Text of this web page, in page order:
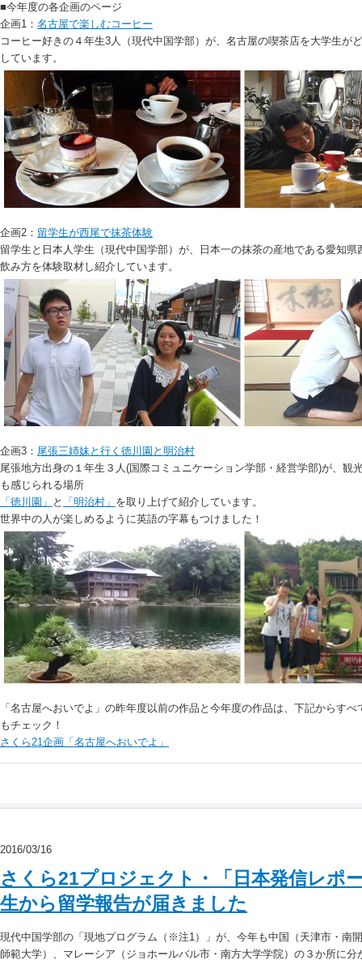
■今年度の各企画のページ
企画1： 名古屋で楽しむコーヒー
コーヒー好きの４年生3人（現代中国学部）が、名古屋の喫茶店を大学生が
しています。
企画2： 留学生が西尾で抹茶体験
留学生と日本人学生（現代中国学部）が、日本一の抹茶の産地である愛知
飲み方を体験取材し紹介しています。
企画3： 尾張三姉妹と行く徳川園と明治村
尾張地方出身の１年生３人(国際コミュニケーション学部・経営学部)が、観
も感じられる場所
「徳川園」 と 「明治村」 を取り上げて紹介しています。
世界中の人が楽しめるように英語の字幕もつけました！
「名古屋へおいでよ」の昨年度以前の作品と今年度の作品は、下記からす
もチェック！
さくら21企画「名古屋へおいでよ」
2016/03/16
さくら21プロジェクト・「日本発信レポ
生から留学報告が届きました
現代中国学部の「現地プログラム（※注1）」が、今年も中国（天津市・南
師範大学）、マレーシア（ジョホールバル市・南方大学学院）の３か所に